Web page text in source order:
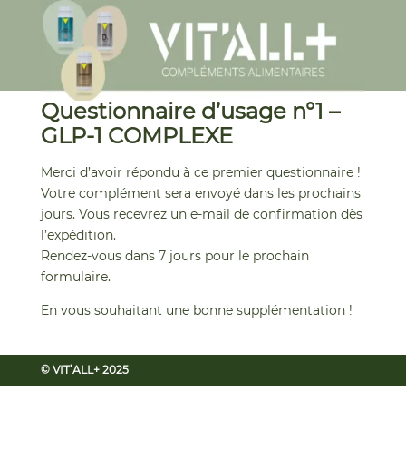
Questionnaire d’usage n°1 –
GLP-1 COMPLEXE
Merci d’avoir répondu à ce premier questionnaire !
Votre complément sera envoyé dans les prochains
jours. Vous recevrez un e-mail de confirmation dès
l’expédition.
Rendez-vous dans 7 jours pour le prochain
formulaire.
En vous souhaitant une bonne supplémentation !
© VIT’ALL+ 2025